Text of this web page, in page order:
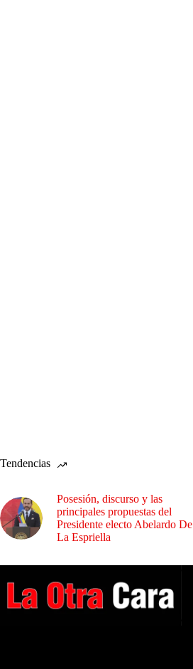
Tendencias
Posesión, discurso y las
principales propuestas del
Presidente electo Abelardo De
La Espriella